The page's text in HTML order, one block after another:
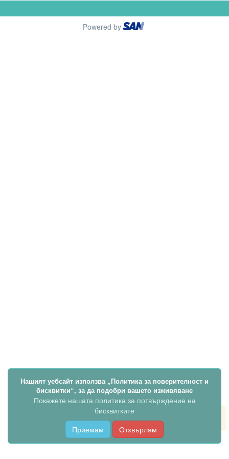
Powered by
Нашият уебсайт използва „Политика за поверителност и
бисквитки“, за да подобри вашето изживяване
Покажете нашата политика за потвърждение на
бисквитките
Приемам
Отхвърлям